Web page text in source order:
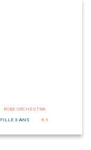
ROBE ORCHESTRA
FILLE 3 ANS
8 €